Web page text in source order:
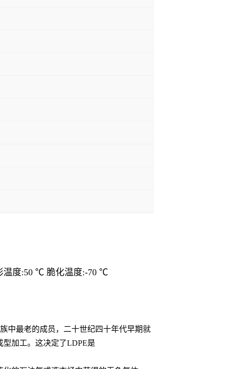
温度:50 ℃ 脆化温度:-70 ℃
中最老的成员，二十世纪四十年代早期就
加工。这决定了LDPE是